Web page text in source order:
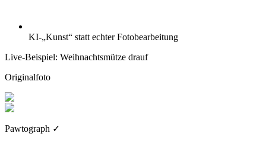
KI-„Kunst“ statt echter Fotobearbeitung
Live-Beispiel: Weihnachtsmütze drauf
Originalfoto
Pawtograph ✓